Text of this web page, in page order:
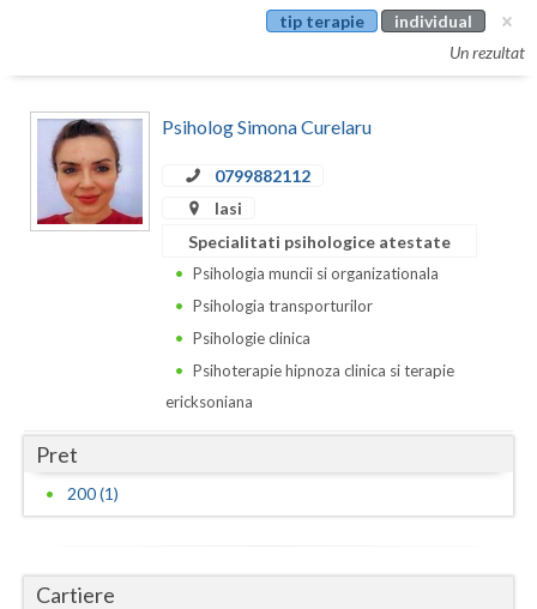
Calarasi
Caras-Severin
Dolj
Galati
Gorj
tip terapie
individual
Un rezultat
Psiholog Simona Curelaru
0799882112
Iasi
Specialitati psihologice atestate
Psihologia muncii si organizationala
Psihologia transporturilor
Psihologie clinica
Psihoterapie hipnoza clinica si terapie
ericksoniana
Pret
200 (1)
Cartiere